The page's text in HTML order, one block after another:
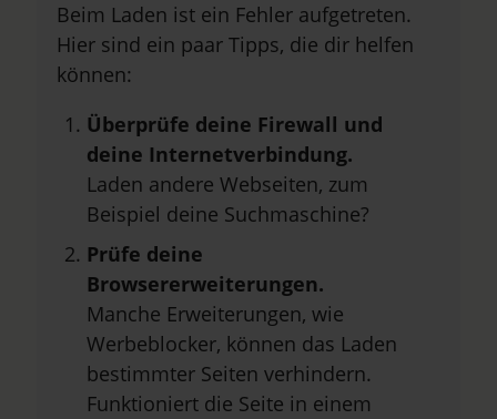
Beim Laden ist ein Fehler aufgetreten.
Hier sind ein paar Tipps, die dir helfen
können:
Überprüfe deine Firewall und
deine Internetverbindung.
Laden andere Webseiten, zum
Beispiel deine Suchmaschine?
Prüfe deine
Browsererweiterungen.
Manche Erweiterungen, wie
Werbeblocker, können das Laden
bestimmter Seiten verhindern.
Funktioniert die Seite in einem